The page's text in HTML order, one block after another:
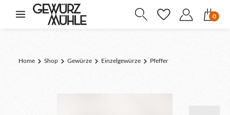
springen
0
Home Shop Gewürze Einzelgewürze Pfeffer